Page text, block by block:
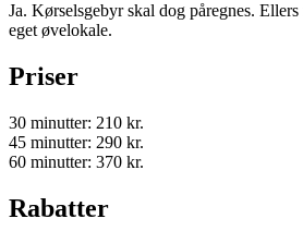
Ja. Kørselsgebyr skal dog påregnes.
eget øvelokale.
Priser
30 minutter: 210 kr.
45 minutter: 290 kr.
60 minutter: 370 kr.
Rabatter